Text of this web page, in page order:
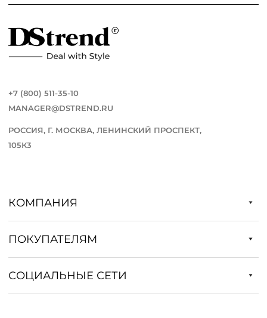
+7 (800) 511-35-10
MANAGER@DSTREND.RU
РОССИЯ, Г. МОСКВА, ЛЕНИНСКИЙ ПРОСПЕКТ,
105К3
КОМПАНИЯ
ПОКУПАТЕЛЯМ
СОЦИАЛЬНЫЕ СЕТИ